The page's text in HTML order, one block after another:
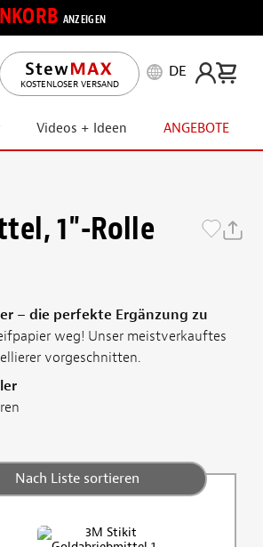
ANZEIGEN
KOSTENLOSER VERSAND
DE
Videos + Ideen ANGEBOTE
1"-Rolle
– die perfekte Ergänzung zu
weg! Unser meistverkauftes
vorgeschnitten.
Nach Liste sortieren